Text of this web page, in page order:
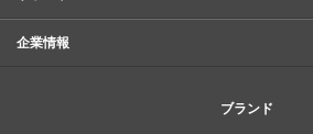
企業情報
ブランド